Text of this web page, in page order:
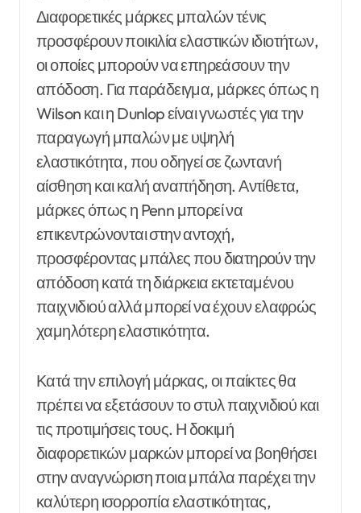
Διαφορετικές μάρκες μπαλών τένις
προσφέρουν ποικιλία ελαστικών ιδιοτήτων,
οι οποίες μπορούν να επηρεάσουν την
απόδοση. Για παράδειγμα, μάρκες όπως η
Wilson και η Dunlop είναι γνωστές για την
παραγωγή μπαλών με υψηλή
ελαστικότητα, που οδηγεί σε ζωντανή
αίσθηση και καλή αναπήδηση. Αντίθετα,
μάρκες όπως η Penn μπορεί να
επικεντρώνονται στην αντοχή,
προσφέροντας μπάλες που διατηρούν την
απόδοση κατά τη διάρκεια εκτεταμένου
παιχνιδιού αλλά μπορεί να έχουν ελαφρώς
χαμηλότερη ελαστικότητα.
Κατά την επιλογή μάρκας, οι παίκτες θα
πρέπει να εξετάσουν το στυλ παιχνιδιού και
τις προτιμήσεις τους. Η δοκιμή
διαφορετικών μαρκών μπορεί να βοηθήσει
στην αναγνώριση ποια μπάλα παρέχει την
καλύτερη ισορροπία ελαστικότητας,